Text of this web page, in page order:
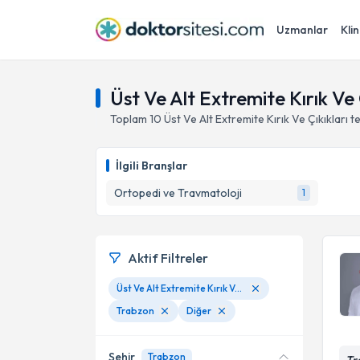
Uzmanlar
Üst Ve Alt Extremite Kırık Ve
Toplam 10 Üst Ve Alt Extremite Kırık Ve Çıkıkları
İlgili Branşlar
Ortopedi ve Travmatoloji
1
Aktif Filtreler
Üst Ve Alt Extremite Kırık Ve Çıkıkları
Trabzon
Diğer
Şehir Trabzon